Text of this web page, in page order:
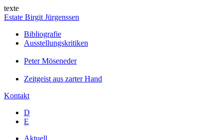
texte
Estate Birgit Jürgenssen
Bibliografie
Ausstellungskritiken
Peter Möseneder
Zeitgeist aus zarter Hand
Kontakt
D
E
Aktuell